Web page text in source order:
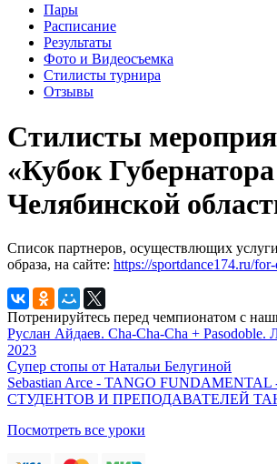
Пары
Расписание
Результаты
Фото и Видеосъемка
Стилисты турнира
Отзывы
Стилисты
«Кубок Губернатора
Челябинской
Список партнеров, осуществлющих
образа, на сайте: https://sportdance174.ru/for-
Потренируйтесь перед чемпионатом с
Руслан Айдаев. Cha-Cha-Cha + Pasodoble.
2023
Супер стопы от Натальи Белугиной
Sebastian Arce - TANGO
СТУДЕНТОВ И ПРЕПОДАВАТЕЛЕЙ
Посмотреть все уроки